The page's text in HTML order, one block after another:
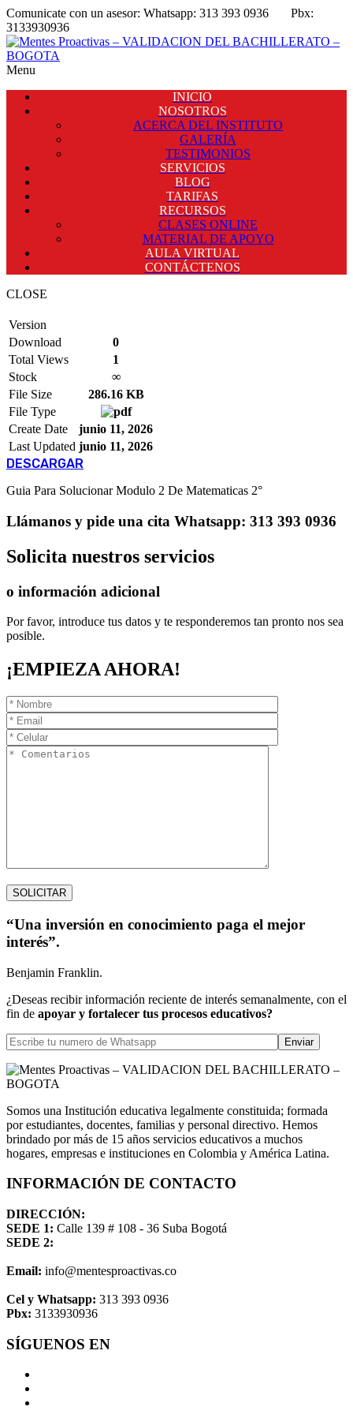
Comunicate con un asesor: Whatsapp: 313 393 0936 Pbx:
3133930936
Menu
INICIO
NOSOTROS
ACERCA DEL INSTITUTO
GALERÍA
TESTIMONIOS
SERVICIOS
BLOG
TARIFAS
RECURSOS
CLASES ONLINE
MATERIAL DE APOYO
AULA VIRTUAL
CONTÁCTENOS
CLOSE
Version
Download
0
Total Views
1
Stock
∞
File Size
286.16 KB
File Type
Create Date
junio 11, 2026
Last Updated junio 11, 2026
DESCARGAR
Guia Para Solucionar Modulo 2 De Matematicas 2°
Llámanos y pide una cita Whatsapp: 313 393 0936
Solicita nuestros servicios
o información adicional
Por favor, introduce tus datos y te responderemos tan pronto nos sea
posible.
¡EMPIEZA AHORA!
“Una inversión en conocimiento paga el mejor
interés”.
Benjamin Franklin.
¿Deseas recibir información reciente de interés semanalmente, con el
fin de apoyar y fortalecer tus procesos educativos?
Somos una Institución educativa legalmente constituida; formada
por estudiantes, docentes, familias y personal directivo. Hemos
brindado por más de 15 años servicios educativos a muchos
hogares, empresas e instituciones en Colombia y América Latina.
INFORMACIÓN DE CONTACTO
DIRECCIÓN:
SEDE 1: Calle 139 # 108 - 36 Suba Bogotá
SEDE 2:
Email: info@mentesproactivas.co
Cel y Whatsapp: 313 393 0936
Pbx: 3133930936
SÍGUENOS EN